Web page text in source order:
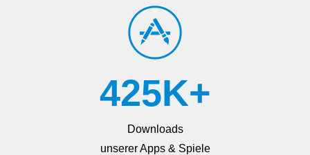
425K+
Downloads
unserer Apps & Spiele